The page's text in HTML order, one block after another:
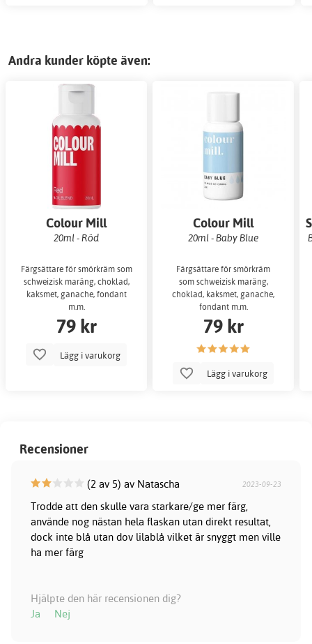
Andra kunder köpte även:
Colour Mill
20ml - Röd
Färgsättare för smörkräm som
schweizisk maräng, choklad,
kaksmet, ganache, fondant
m.m.
79 kr
Lägg i varukorg
Colour Mill
20ml - Baby Blue
Färgsättare för smörkräm
som schweizisk maräng,
choklad, kaksmet, ganache,
fondant m.m.
79 kr
Lägg i varukorg
Recensioner
(2 av 5) av Natascha 2023-09-23
Trodde att den skulle vara starkare/ge mer färg,
använde nog nästan hela flaskan utan direkt resultat,
dock inte blå utan dov lilablå vilket är snyggt men ville
ha mer färg
Hjälpte den här recensionen dig?
Ja
Nej